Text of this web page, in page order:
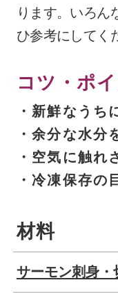
ります。いろん
ひ参考にしてく
コツ・ポ
・新鮮なうち
・余分な水分
・空気に触れ
・冷凍保存の
材料
サーモン刺身・